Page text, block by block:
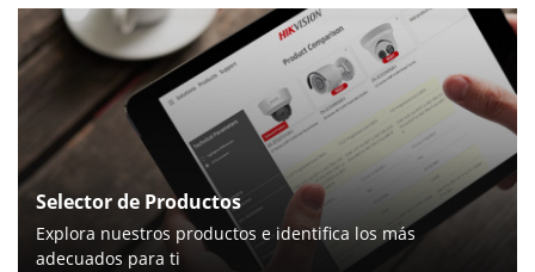
Selector de Productos
Explora nuestros productos e identifica los más
adecuados para ti